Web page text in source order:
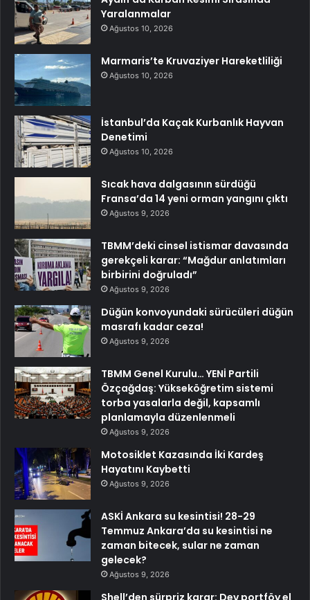
Yaralanmalar
Ağustos 10, 2026
Marmaris’te Kruvaziyer Hareketliliği
Ağustos 10, 2026
İstanbul’da Kaçak Kurbanlık Hayvan
Denetimi
Ağustos 10, 2026
Sıcak hava dalgasının sürdüğü
Fransa’da 14 yeni orman yangını çıktı
Ağustos 9, 2026
TBMM’deki cinsel istismar davasında
gerekçeli karar: “Mağdur anlatımları
birbirini doğruladı”
Ağustos 9, 2026
Düğün konvoyundaki sürücüleri düğün
masrafı kadar ceza!
Ağustos 9, 2026
TBMM Genel Kurulu… YENİ Partili
Özçağdaş: Yükseköğretim sistemi
torba yasalarla değil, kapsamlı
planlamayla düzenlenmeli
Ağustos 9, 2026
Motosiklet Kazasında İki Kardeş
Hayatını Kaybetti
Ağustos 9, 2026
ASKİ Ankara su kesintisi! 28-29
Temmuz Ankara’da su kesintisi ne
zaman bitecek, sular ne zaman
gelecek?
Ağustos 9, 2026